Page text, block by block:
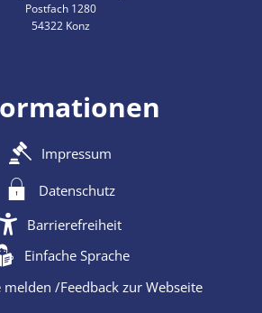
Postfach 1280
54322 Konz
Impressum
Datenschutz
Barrierefreiheit
Einfache Sprache
melden /Feedback zur Webseite